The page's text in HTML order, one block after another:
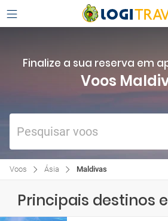
Finalize a sua reserva em
Voos
Pesquisar voos
Voos Ásia Maldivas
Principais destinos